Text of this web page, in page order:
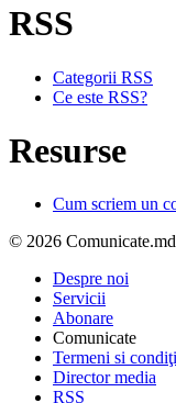
RSS
Categorii RSS
Ce este RSS?
Resurse
Cum scriem un
© 2026 Comunicate.md
Despre noi
Servicii
Abonare
Comunicate
Termeni si
Director media
RSS